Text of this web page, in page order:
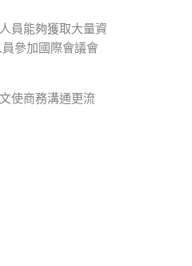
員能夠獲取大量資
參加國際會議會
使商務溝通更流